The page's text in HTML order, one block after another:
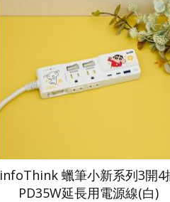
infoThink 蠟筆小新系列3開4
PD35W延長用電源線(白)